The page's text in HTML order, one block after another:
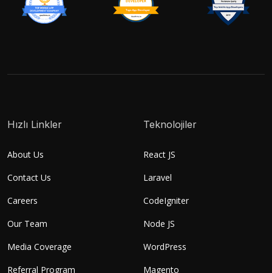
Hızlı Linkler
About Us
Contact Us
Careers
Our Team
Media Coverage
Referral Program
Teknolojiler
React JS
Laravel
CodeIgniter
Node JS
WordPress
Magento